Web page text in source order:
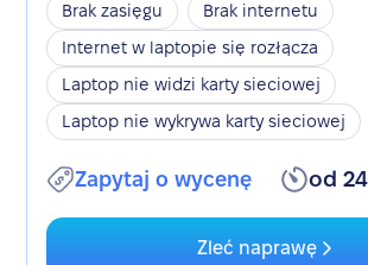
Brak zasięgu
Brak internetu
Internet w laptopie się rozłącza
Laptop nie widzi karty sieciowej
Laptop nie wykrywa karty sieciowej
Zapytaj o wycenę od
Zleć naprawę